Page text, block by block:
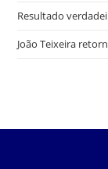
Resultado
João Teixeira